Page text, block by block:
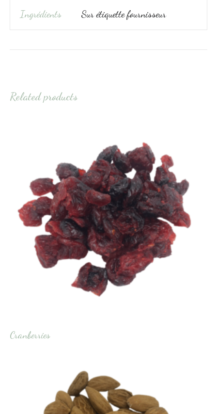
Ingrédients Sur étiquette fournisseur
Related products
Cranberries